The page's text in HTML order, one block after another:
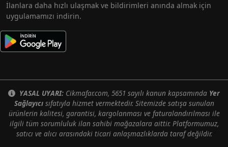
İlanlara daha hızlı ulaşmak ve bildirimleri anında almak için
uygulamamızı indirin.
YASAL UYARI: Cikmafar.com, 5651 sayılı kanun kapsamında Yer
Sağlayıcısıfatıyla hizmet vermektedir. Sitemizde satışa sunulan
ürünlerin kalitesi, garantisi, kargolanması ve faturalandırılması ile
ilgili tüm sorumluluk ilan sahibi mağazalara aittir. Platformumuz,
satıcı ve alıcı arasındaki ticari anlaşmazlıklarda taraf değildir.